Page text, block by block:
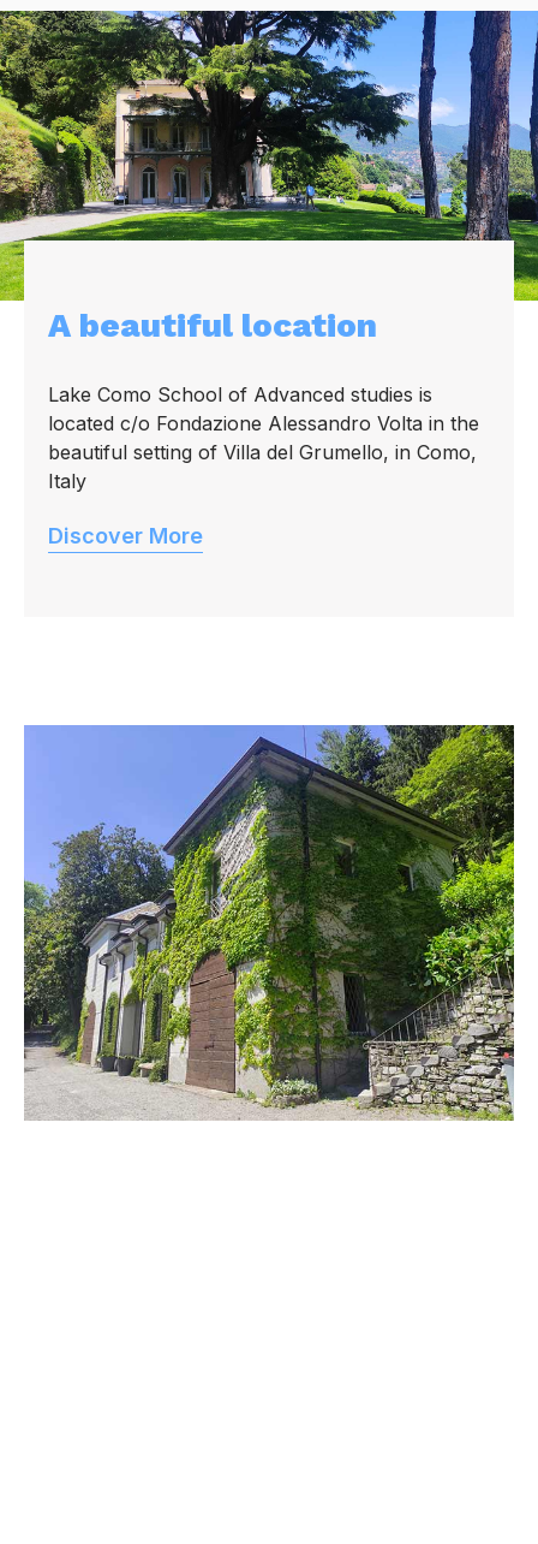
A beautiful location
Lake Como School of Advanced studies is
located c/o Fondazione Alessandro Volta in the
beautiful setting of Villa del Grumello, in Como,
Italy
Discover More